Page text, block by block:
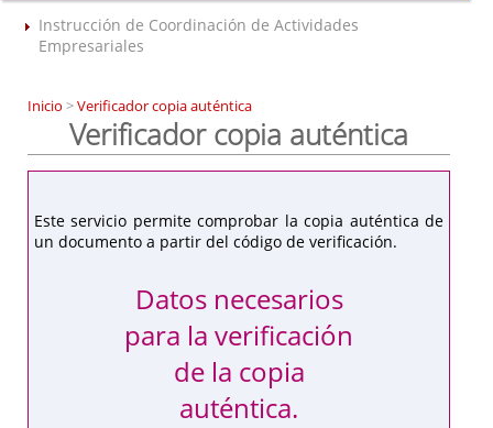
Instrucción de Coordinación de Actividades
Empresariales
Inicio >Verificador copia auténtica
Verificador copia auténtica
Este servicio permite comprobar la copia auténtica de
un documento a partir del código de verificación.
Datos necesarios
para la verificación
de la copia
auténtica.